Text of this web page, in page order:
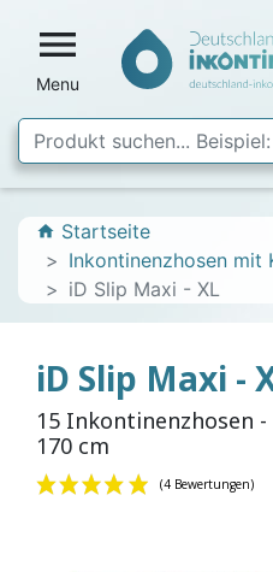

Menu
home Startseite
Inkontinenzhosen mit
iD Slip Maxi - XL
iD Slip Maxi -
15 Inkontinenzhosen
170 cm